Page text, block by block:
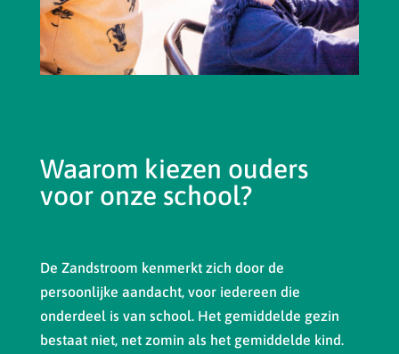
Waarom kiezen ouders
voor onze school?
De Zandstroom kenmerkt zich door de
persoonlijke aandacht, voor iedereen die
onderdeel is van school. Het gemiddelde gezin
bestaat niet, net zomin als het gemiddelde kind.